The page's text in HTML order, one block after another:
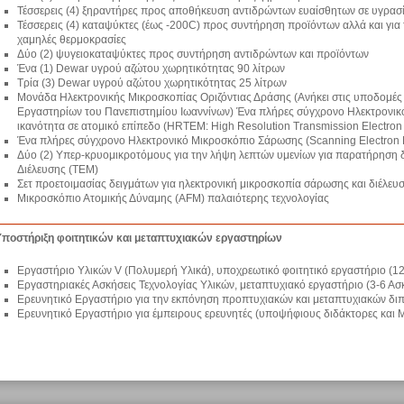
Τέσσερεις (4) ξηραντήρες προς αποθήκευση αντιδρώντων ευαίσθητων σε
Τέσσερεις (4) καταψύκτες (έως -200C) προς συντήρηση προϊόντων αλλά και
χαμηλές θερμοκρασίες
Δύο (2) ψυγειοκαταψύκτες προς συντήρηση αντιδρώντων και προϊόντων
Ένα (1) Dewar υγρού αζώτου χωρητικότητας 90 λίτρων
Τρία (3) Dewar υγρού αζώτου χωρητικότητας 25 λίτρων
Μονάδα Ηλεκτρονικής Μικροσκοπίας Οριζόντιας Δράσης (Ανήκει στις
Εργαστηρίων του Πανεπιστημίου Ιωαννίνων) Ένα πλήρες σύγχρονο
ικανότητα σε ατομικό επίπεδο (HRΤΕΜ: High Resolution Transmission
Ένα πλήρες σύγχρονο Ηλεκτρονικό Μικροσκόπιο Σάρωσης (Scanning
Δύο (2) Υπερ-κρυομικροτόμους για την λήψη λεπτών υμενίων για παρατήρηση
Διέλευσης (ΤΕΜ)
Σετ προετοιμασίας δειγμάτων για ηλεκτρονική μικροσκοπία σάρωσης και
Μικροσκόπιο Ατομικής Δύναμης (AFM) παλαιότερης τεχνολογίας
φοιτητικών και μεταπτυχιακών εργαστηρίων
Εργαστήριο Υλικών V (Πολυμερή Υλικά), υποχρεωτικό φοιτητικό εργαστήριο
Εργαστηριακές Ασκήσεις Τεχνολογίας Υλικών, μεταπτυχιακό εργαστήριο (3-6
Ερευνητικό Εργαστήριο για την εκπόνηση προπτυχιακών και μεταπτυχιακών
Ερευνητικό Εργαστήριο για έμπειρους ερευνητές (υποψήφιους διδάκτορες και